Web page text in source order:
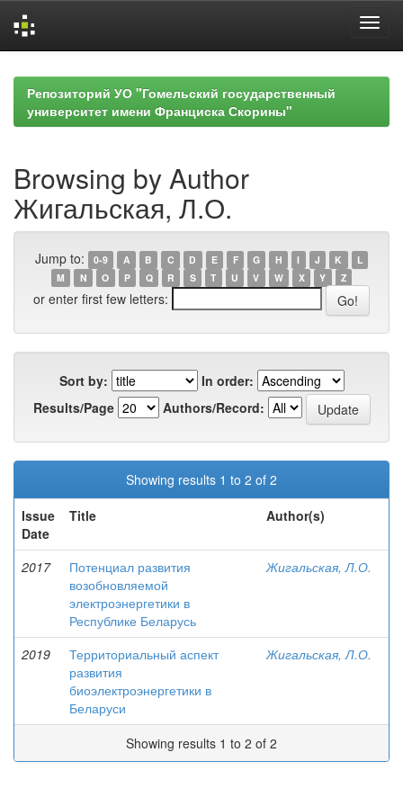
navigationРепозиторий УО "Гомельский государственный
университет имени Франциска Скорины"
Browsing by Author
Жигальская, Л.О.
Jump to: 0-9 A B C D E F G H I J K
L
M
N O P Q R S T U V W X Y Z
or enter first few letters:
Sort by:
In order:
Results/Page
Authors/Record:
Showing results 1 to 2 of 2
Issue
Date
Title Author(s)
2017
Потенциал развития
возобновляемой
электроэнергетики в
Республике Беларусь
Жигальская, Л.О.
2019
Территориальный аспект
развития
биоэлектроэнергетики в
Беларуси
Жигальская, Л.О.
Showing results 1 to 2 of 2